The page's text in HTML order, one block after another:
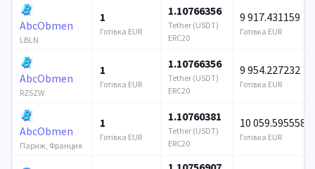
AbcObmen
LBLN
1
Готівка EUR
1.10766356
Tether (USDT)
ERC20
9 917.431159
Готівка EUR
AbcObmen
RZSZW
1
Готівка EUR
1.10766356
Tether (USDT)
ERC20
9 954.227232
Готівка EUR
AbcObmen
Париж, Франция
1
Готівка EUR
1.10760381
Tether (USDT)
ERC20
10 059.595558
Готівка EUR